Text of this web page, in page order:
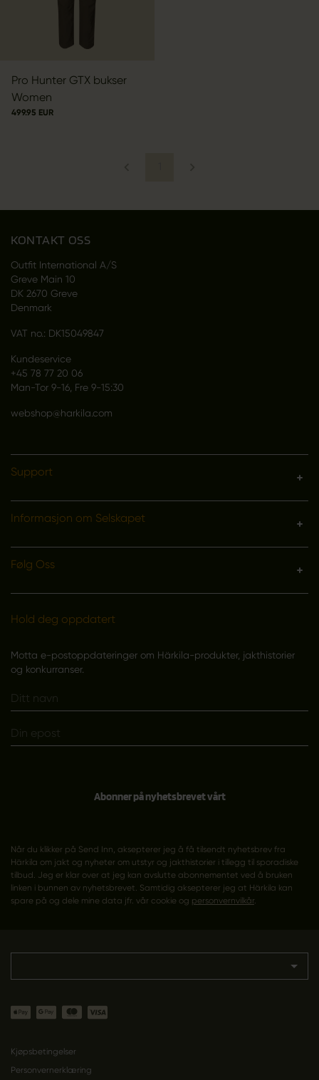
Pro Hunter GTX bukser
Women
499.95 EUR
KONTAKT OSS
Outfit International A/S
Greve Main 10
DK 2670 Greve
Denmark
VAT no.: DK15049847
Kundeservice
+45 78 77 20 06
Man-Tor 9-16, Fre 9-15:30
webshop@harkila.com
Support
Informasjon om Selskapet
Følg Oss
Hold deg oppdatert
Motta e-postoppdateringer om Härkila-produkter, jakthistorier
og konkurranser.
Abonner på nyhetsbrevet vårt
Når du klikker på Send Inn, aksepterer jeg å få tilsendt nyhetsbrev fra
Härkila om jakt og nyheter om utstyr og jakthistorier i tillegg til sporadiske
tilbud. Jeg er klar over at jeg kan avslutte abonnementet ved å bruken
linken i bunnen av nyhetsbrevet. Samtidig aksepterer jeg at Härkila kan
spare på og dele mine data jfr. vår cookie og personvernvilkår.
Kjøpsbetingelser
Personvernerklæring